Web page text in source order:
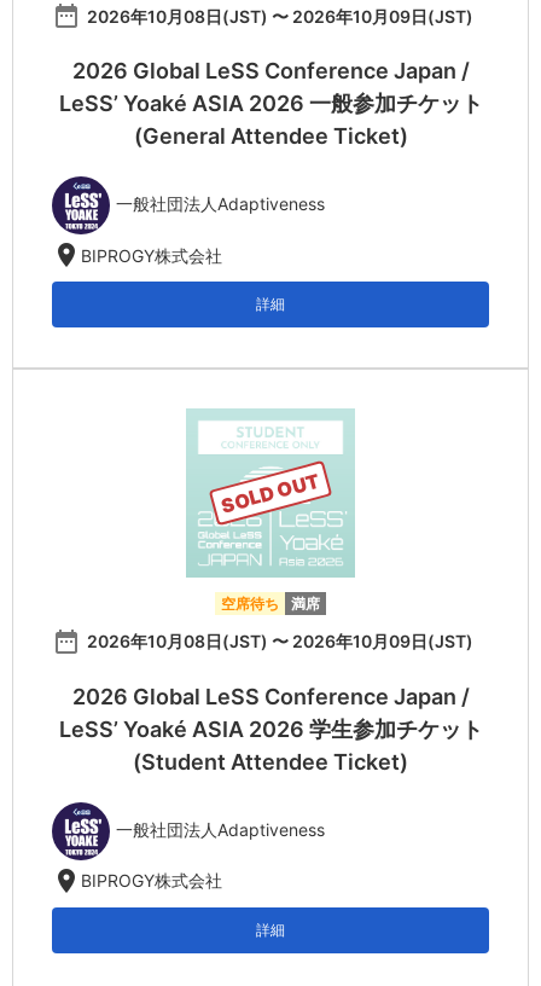
date_range 2026年10月08日(JST) 〜 2026年10月09日(JST)
2026 Global LeSS Conference Japan /
LeSS’ Yoaké ASIA 2026 一般参加チケット
(General Attendee Ticket)
一般社団法人Adaptiveness
location_on BIPROGY株式会社
詳細
SOLD OUT
空席待ち 満席
date_range 2026年10月08日(JST) 〜 2026年10月09日(JST)
2026 Global LeSS Conference Japan /
LeSS’ Yoaké ASIA 2026 学生参加チケット
(Student Attendee Ticket)
一般社団法人Adaptiveness
location_on BIPROGY株式会社
詳細